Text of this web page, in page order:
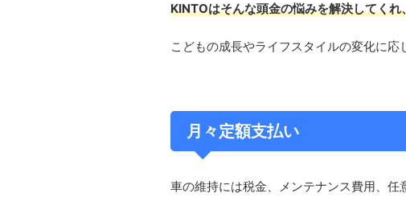
KINTOはそんな頭金の悩みを解決してく
こどもの成長やライフスタイルの変化に応
月々定額支払い
車の維持には税金、メンテナンス費用、任